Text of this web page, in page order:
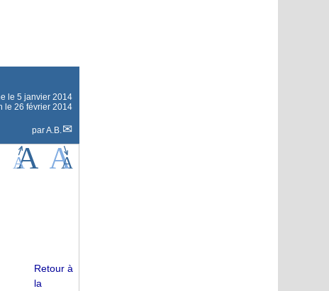
le 5 janvier 2014
le 26 février 2014
parA.B.
Retour à
la